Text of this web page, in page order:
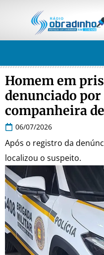
Homem em
denunciado por
companheira
06/07/2026
Após o registro da
localizou o suspeito.